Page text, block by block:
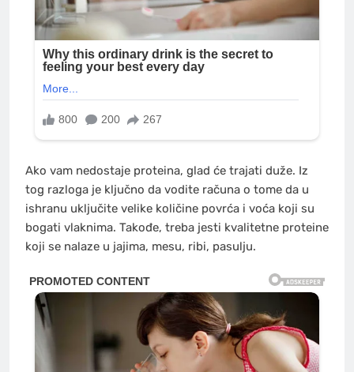
Ako vam nedostaje proteina, glad će trajati duže. Iz
tog razloga je ključno da vodite računa o tome da u
ishranu uključite velike količine povrća i voća koji su
bogati vlaknima. Takođe, treba jesti kvalitetne proteine
koji se nalaze u jajima, mesu, ribi, pasulju.